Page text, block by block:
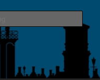
KLUBBEN I